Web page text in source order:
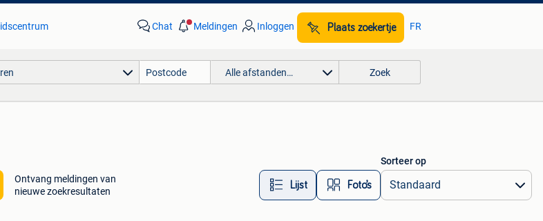
Chat Meldingen Inloggen Plaats zoekertje FR
Alle afstanden… Zoek
Ontvang meldingen van
nieuwe zoekresultaten
Lijst Foto’s
Sorteer op